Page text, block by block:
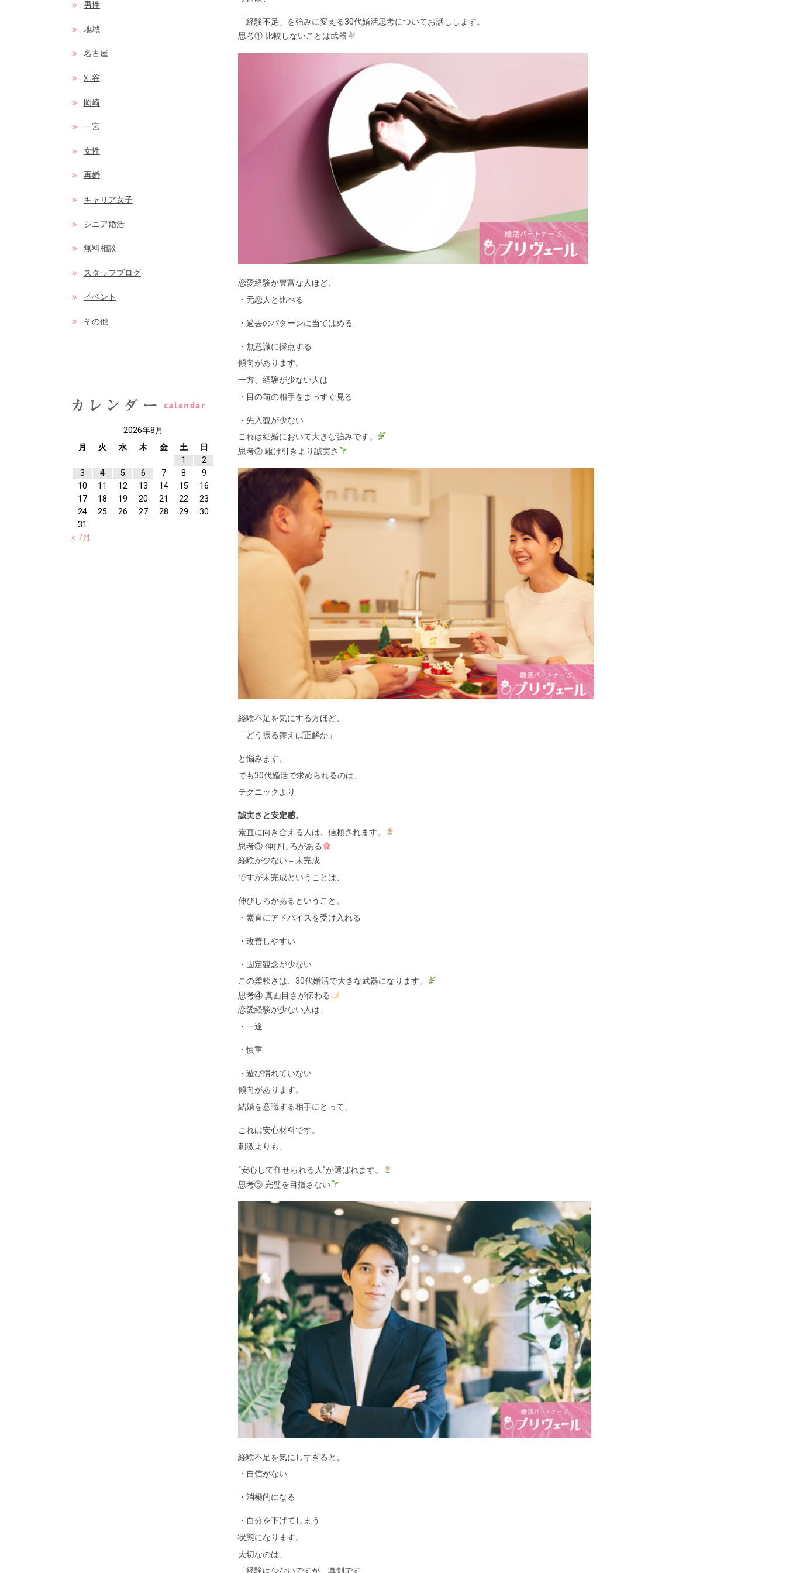
「経験不足」を強みに変える30代婚活思考についてお話しします。
思考① 比較しないことは武器
恋愛経験が豊富な人ほど、
・元恋人と比べる
・過去のパターンに当てはめる
・無意識に採点する
傾向があります。
一方、経験が少ない人は
・目の前の相手をまっすぐ見る
・先入観が少ない
これは結婚において大きな強みです。
思考② 駆け引きより誠実さ
経験不足を気にする方ほど、
「どう振る舞えば正解か」
と悩みます。
でも30代婚活で求められるのは、
テクニックより
誠実さと安定感。
素直に向き合える人は、信頼されます。
思考③ 伸びしろがある
経験が少ない＝未完成
ですが未完成ということは、
伸びしろがあるということ。
・素直にアドバイスを受け入れる
・改善しやすい
・固定観念が少ない
この柔軟さは、30代婚活で大きな武器になります。
思考④ 真面目さが伝わる
恋愛経験が少ない人は、
・一途
・慎重
・遊び慣れていない
傾向があります。
結婚を意識する相手にとって、
これは安心材料です。
刺激よりも、
“安心して任せられる人”が選ばれます。
思考⑤ 完璧を目指さない
経験不足を気にしすぎると、
・自信がない
・消極的になる
・自分を下げてしまう
状態になります。
大切なのは、
男性
地域
名古屋
刈谷
岡崎
一宮
女性
再婚
キャリア女子
シニア婚活
無料相談
スタッフブログ
イベント
その他
2026年8月
月
火 水 木 金 土
日
1
2
3
4 5 6 7 8
9
10
11 12 13 14 15
16
17
18 19 20 21 22
23
24
25 26 27 28 29
30
31
« 7月